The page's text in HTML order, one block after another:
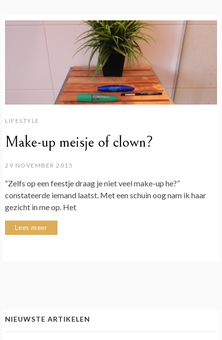
LIFESTYLE
Make-up meisje of clown?
29 NOVEMBER 2015
“Zelfs op een feestje draag je niet veel make-up he?”
constateerde iemand laatst. Met een schuin oog nam ik haar
gezicht in me op. Het
Lees meer
NIEUWSTE ARTIKELEN